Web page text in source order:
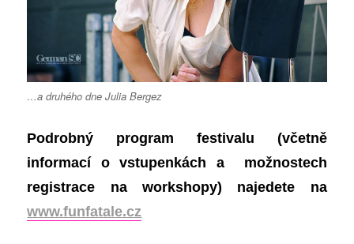
…a druhého dne Julia Bergez
Podrobný program festivalu (včetně
informací o vstupenkách a možnostech
registrace na workshopy) najedete na
www.funfatale.cz